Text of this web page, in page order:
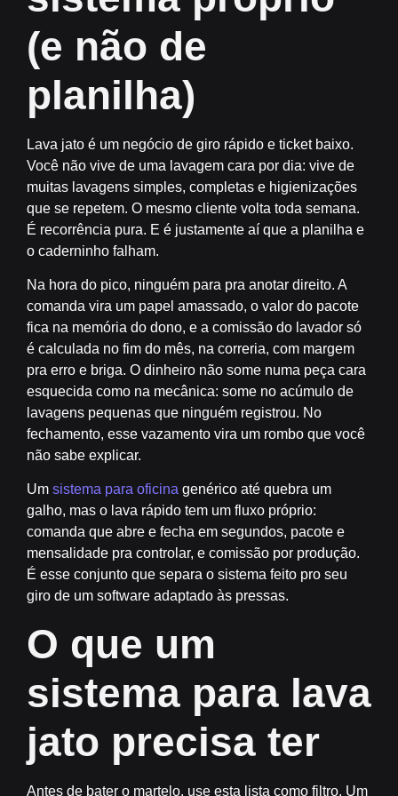
(e não de
planilha)
Lava jato é um negócio de giro rápido e ticket baixo.
Você não vive de uma lavagem cara por dia: vive de
muitas lavagens simples, completas e higienizações
que se repetem. O mesmo cliente volta toda semana.
É recorrência pura. E é justamente aí que a planilha e
o caderninho falham.
Na hora do pico, ninguém para pra anotar direito. A
comanda vira um papel amassado, o valor do pacote
fica na memória do dono, e a comissão do lavador só
é calculada no fim do mês, na correria, com margem
pra erro e briga. O dinheiro não some numa peça cara
esquecida como na mecânica: some no acúmulo de
lavagens pequenas que ninguém registrou. No
fechamento, esse vazamento vira um rombo que você
não sabe explicar.
Um sistema para oficina genérico até quebra um
galho, mas o lava rápido tem um fluxo próprio:
comanda que abre e fecha em segundos, pacote e
mensalidade pra controlar, e comissão por produção.
É esse conjunto que separa o sistema feito pro seu
giro de um software adaptado às pressas.
O que um
sistema para lava
jato precisa ter
Antes de bater o martelo, use esta lista como filtro. Um